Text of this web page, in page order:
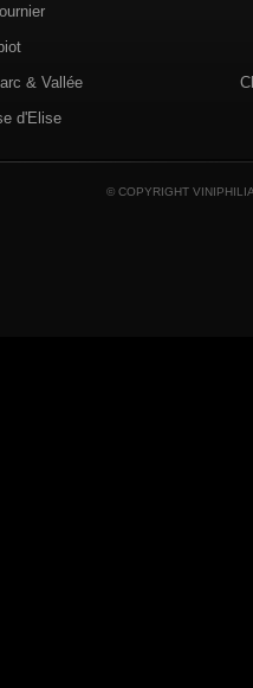
& Vallée
d'Elise
© COPYRIGHT